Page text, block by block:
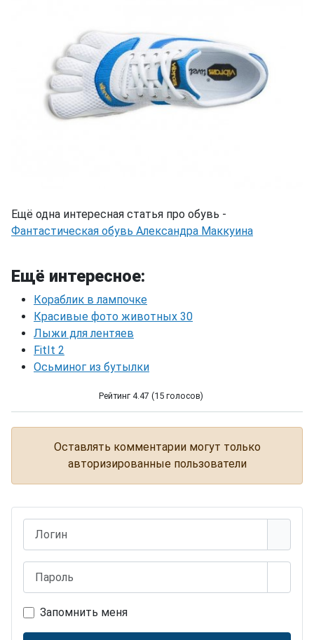
Ещё одна интересная статья про обувь -
Фантастическая обувь Александра Маккуина
Ещё интересное:
Кораблик в лампочке
Красивые фото животных 30
Лыжи для лентяев
FitIt 2
Осьминог из бутылки
Рейтинг 4.47 (15 голосов)
Оставлять комментарии могут только
авторизированные пользователи
Запомнить меня